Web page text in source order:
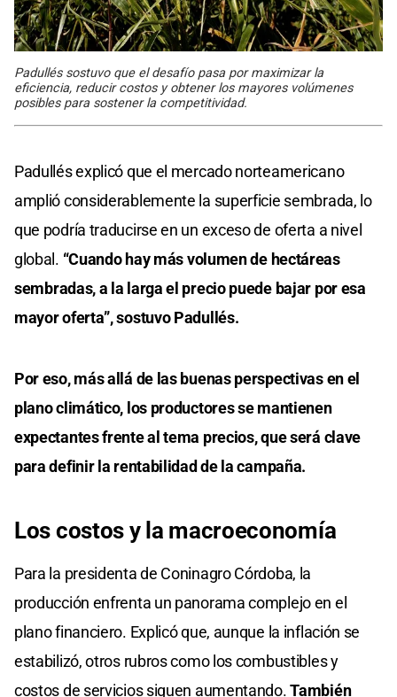
Padullés sostuvo que el desafío pasa por maximizar la
eficiencia, reducir costos y obtener los mayores volúmenes
posibles para sostener la competitividad.
Padullés explicó que el mercado norteamericano
amplió considerablemente la superficie sembrada, lo
que podría traducirse en un exceso de oferta a nivel
global. “Cuando hay más volumen de hectáreas
sembradas, a la larga el precio puede bajar por esa
mayor oferta”, sostuvo Padullés.
Por eso, más allá de las buenas perspectivas en el
plano climático, los productores se mantienen
expectantes frente al tema precios, que será clave
para definir la rentabilidad de la campaña.
Los costos y la macroeconomía
Para la presidenta de Coninagro Córdoba, la
producción enfrenta un panorama complejo en el
plano financiero. Explicó que, aunque la inflación se
estabilizó, otros rubros como los combustibles y
costos de servicios siguen aumentando.También